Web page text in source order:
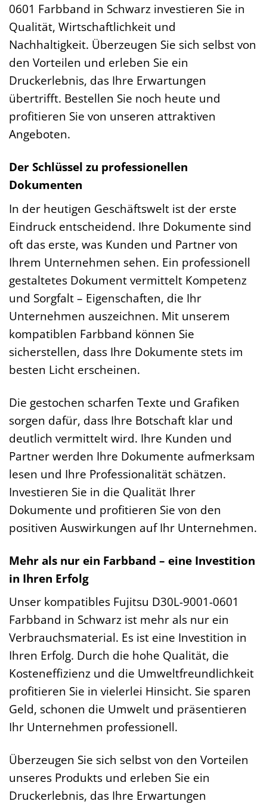
0601 Farbband in Schwarz investieren Sie in
Qualität, Wirtschaftlichkeit und
Nachhaltigkeit. Überzeugen Sie sich selbst von
den Vorteilen und erleben Sie ein
Druckerlebnis, das Ihre Erwartungen
übertrifft. Bestellen Sie noch heute und
profitieren Sie von unseren attraktiven
Angeboten.
Der Schlüssel zu professionellen
Dokumenten
In der heutigen Geschäftswelt ist der erste
Eindruck entscheidend. Ihre Dokumente sind
oft das erste, was Kunden und Partner von
Ihrem Unternehmen sehen. Ein professionell
gestaltetes Dokument vermittelt Kompetenz
und Sorgfalt – Eigenschaften, die Ihr
Unternehmen auszeichnen. Mit unserem
kompatiblen Farbband können Sie
sicherstellen, dass Ihre Dokumente stets im
besten Licht erscheinen.
Die gestochen scharfen Texte und Grafiken
sorgen dafür, dass Ihre Botschaft klar und
deutlich vermittelt wird. Ihre Kunden und
Partner werden Ihre Dokumente aufmerksam
lesen und Ihre Professionalität schätzen.
Investieren Sie in die Qualität Ihrer
Dokumente und profitieren Sie von den
positiven Auswirkungen auf Ihr Unternehmen.
Mehr als nur ein Farbband – eine Investition
in Ihren Erfolg
Unser kompatibles Fujitsu D30L-9001-0601
Farbband in Schwarz ist mehr als nur ein
Verbrauchsmaterial. Es ist eine Investition in
Ihren Erfolg. Durch die hohe Qualität, die
Kosteneffizienz und die Umweltfreundlichkeit
profitieren Sie in vielerlei Hinsicht. Sie sparen
Geld, schonen die Umwelt und präsentieren
Ihr Unternehmen professionell.
Überzeugen Sie sich selbst von den Vorteilen
unseres Produkts und erleben Sie ein
Druckerlebnis, das Ihre Erwartungen